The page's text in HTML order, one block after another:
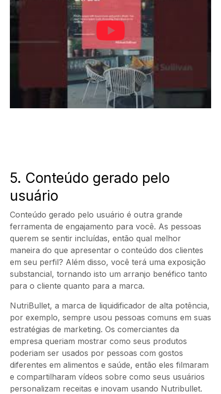
5. Conteúdo gerado pelo
usuário
Conteúdo gerado pelo usuário é outra grande
ferramenta de engajamento para você. As pessoas
querem se sentir incluídas, então qual melhor
maneira do que apresentar o conteúdo dos clientes
em seu perfil? Além disso, você terá uma exposição
substancial, tornando isto um arranjo benéfico tanto
para o cliente quanto para a marca.
NutriBullet, a marca de liquidificador de alta potência,
por exemplo, sempre usou pessoas comuns em suas
estratégias de marketing. Os comerciantes da
empresa queriam mostrar como seus produtos
poderiam ser usados por pessoas com gostos
diferentes em alimentos e saúde, então eles filmaram
e compartilharam vídeos sobre como seus usuários
personalizam receitas e inovam usando Nutribullet.